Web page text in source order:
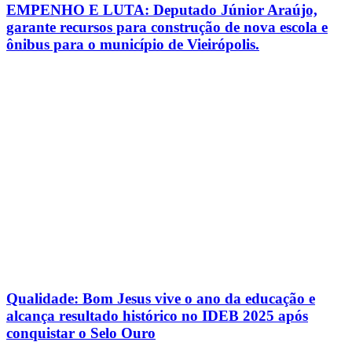
EMPENHO E LUTA: Deputado Júnior Araújo,
garante recursos para construção de nova escola e
ônibus para o município de Vieirópolis.
Qualidade: Bom Jesus vive o ano da educação e
alcança resultado histórico no IDEB 2025 após
conquistar o Selo Ouro